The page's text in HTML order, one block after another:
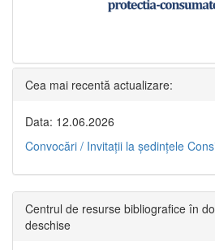
Cea mai recentă actualizare:
Data: 12.06.2026
Convocări / Invitaţii la şedinţele
Centrul de resurse bibliografice în
deschise